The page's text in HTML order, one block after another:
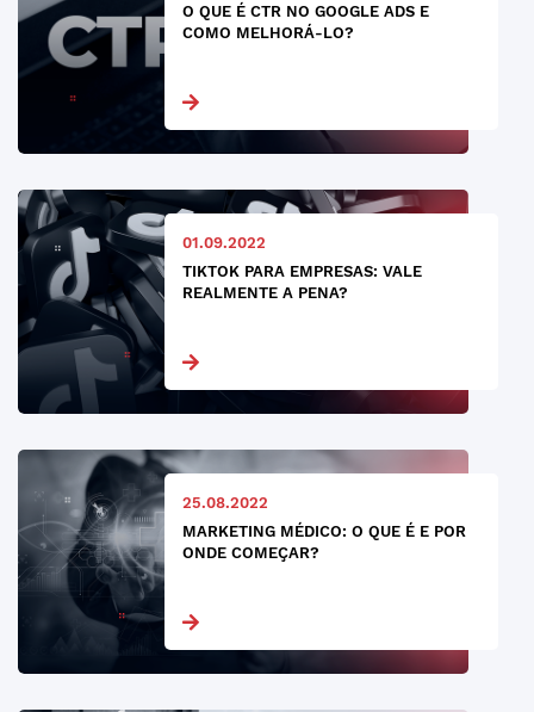
O QUE É CTR NO GOOGLE ADS E
COMO MELHORÁ-LO?
01.09.2022
TIKTOK PARA EMPRESAS: VALE
REALMENTE A PENA?
25.08.2022
MARKETING MÉDICO: O QUE É E POR
ONDE COMEÇAR?